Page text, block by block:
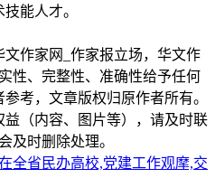
能人才。
作家网_作家报立场，华文作
性、完整性、准确性给予任何
考，文章版权归原作者所有。
（内容、图片等），请及时联
及时删除处理。
全省民办高校,党建工作观摩,交